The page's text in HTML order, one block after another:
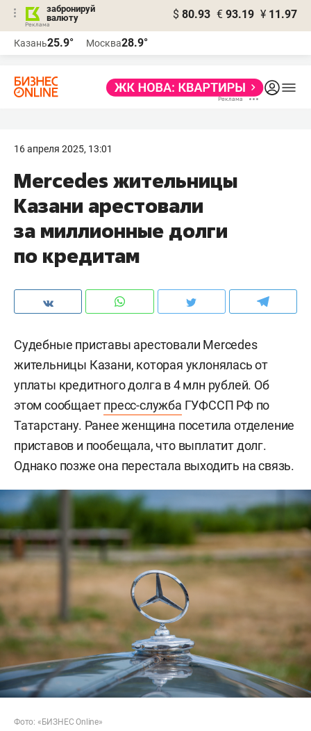
забронируй
валюту
$ 80.93 € 93.19 ¥ 11.97
Казань25.9° Москва28.9°
16 апреля 2025, 13:01
Mercedes жительницы
Казани арестовали
за миллионные долги
по кредитам
Судебные приставы арестовали Mercedes
жительницы Казани, которая уклонялась от
уплаты кредитного долга в 4 млн рублей. Об
этом сообщаетпресс-служба ГУФССП РФ по
Татарстану. Ранее женщина посетила отделение
приставов и пообещала, что выплатит долг.
Однако позже она перестала выходить на связь.
Фото: «БИЗНЕС Online»